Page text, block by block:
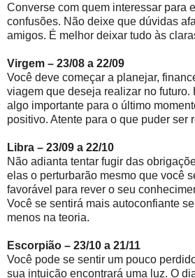
Converse com quem interessar para
confusões. Não deixe que dúvidas
amigos. É melhor deixar tudo às
Virgem – 23/08 a 22/09
Você deve começar a planejar,
viagem que deseja realizar no futuro.
algo importante para o último
positivo. Atente para o que puder ser
Libra – 23/09 a 22/10
Não adianta tentar fugir das
elas o perturbarão mesmo que você
favorável para rever o seu
Você se sentirá mais autoconfiante
menos na teoria.
Escorpião – 23/10 a 21/11
Você pode se sentir um pouco
sua intuição encontrará uma luz. O